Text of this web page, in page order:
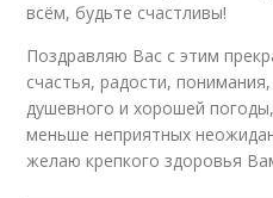
всём, будьте счастливы!
Поздравляю Вас с этим
счастья, радости,
душевного и хорошей
меньше неприятных
желаю крепкого здоровья